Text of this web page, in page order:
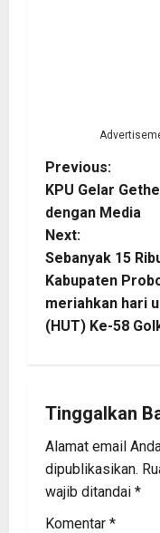
P
o
s
t
n
v
i
g
a
Previous:
KPU Gelar
dengan Media
Next:
Sebanyak 15
Kabupaten
meriahkan hari
(HUT) Ke-58
Tinggalkan
Alamat email
dipublikasikan.
wajib ditandai *
Komentar *